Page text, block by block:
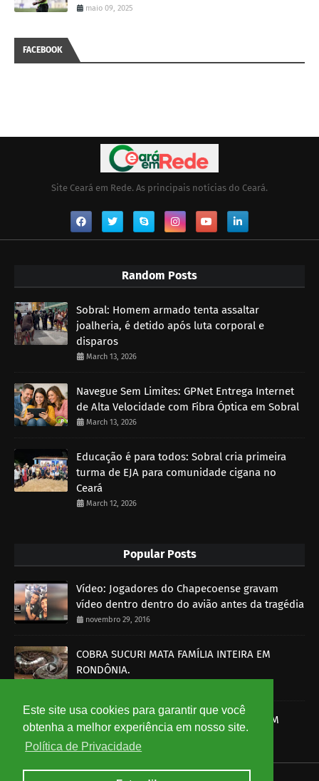
Este site usa cookies para garantir que você
obtenha a melhor experiência em nosso site.
Política de Privacidade
maio 09, 2025
FACEBOOK
Site Ceará em Rede. As principais notícias do Ceará.
Random Posts
Sobral: Homem armado tenta assaltar
joalheria, é detido após luta corporal e
disparos
March 13, 2026
Navegue Sem Limites: GPNet Entrega Internet
de Alta Velocidade com Fibra Óptica em Sobral
March 13, 2026
Educação é para todos: Sobral cria primeira
turma de EJA para comunidade cigana no
Ceará
March 12, 2026
Popular Posts
Vídeo: Jogadores do Chapecoense gravam
vídeo dentro dentro do avião antes da tragédia
novembro 29, 2016
COBRA SUCURI MATA FAMÍLIA INTEIRA EM
RONDÔNIA.
SOBRAL-CE: HOMEM É MORTO A BALA E PM
DETÉM UM SUSPEITO
setembro 15, 2014